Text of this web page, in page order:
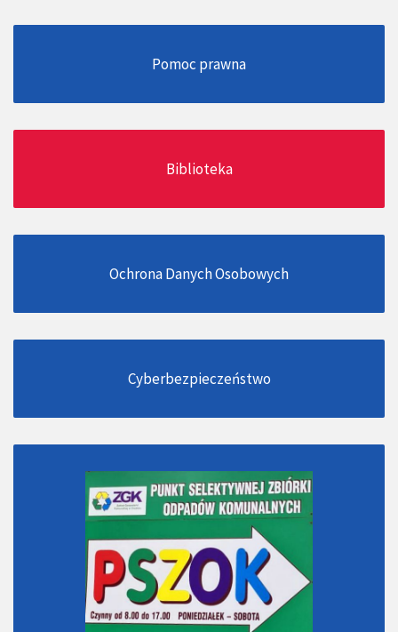
Pomoc prawna
Biblioteka
Ochrona Danych Osobowych
Cyberbezpieczeństwo